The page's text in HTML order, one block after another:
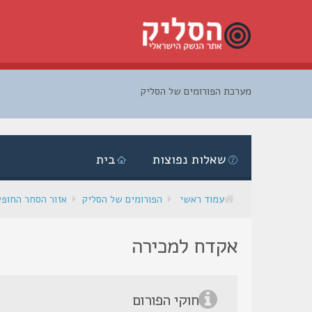
מערכת הפורומים של הסליק
בית שאלות נפוצות
עמוד ראשי הפורומים של הסליק אזור הסחר
אקדח למכירה
חוקי הפורום